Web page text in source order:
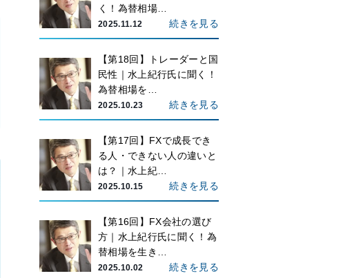
く！為替相場…
2025.11.12 続きを見る
【第18回】トレーダーと国
民性｜水上紀行氏に聞く！
為替相場を…
2025.10.23 続きを見る
【第17回】FXで成長でき
る人・できない人の違いと
は？｜水上紀…
2025.10.15 続きを見る
【第16回】FX会社の選び
方｜水上紀行氏に聞く！為
替相場を生き…
2025.10.02 続きを見る